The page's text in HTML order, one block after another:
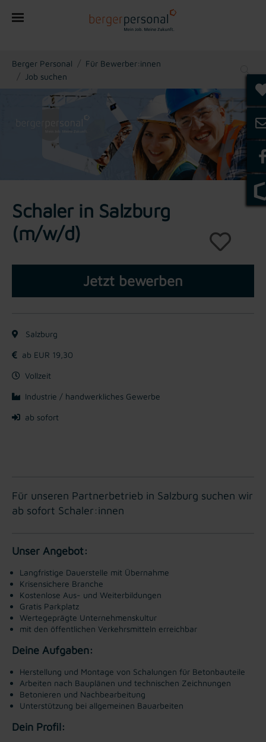
You are here:
Berger Personal
Für Bewerber:innen
Job suchen
Schaler in Salzburg
(m/w/d)
Jetzt bewerben
Salzburg
ab EUR 19,30
Vollzeit
Industrie / handwerkliches Gewerbe
ab sofort
Für unseren Partnerbetrieb in Salzburg suchen wir
ab sofort Schaler:innen
Unser Angebot:
Langfristige Dauerstelle mit Übernahme
Krisensichere Branche
Kostenlose Aus- und Weiterbildungen
Gratis Parkplatz
Wertegeprägte Unternehmenskultur
mit den öffentlichen Verkehrsmitteln erreichbar
Deine Aufgaben:
Herstellung und Montage von Schalungen für Betonbauteile
Arbeiten nach Bauplänen und technischen Zeichnungen
Betonieren und Nachbearbeitung
Unterstützung bei allgemeinen Bauarbeiten
Dein Profil: